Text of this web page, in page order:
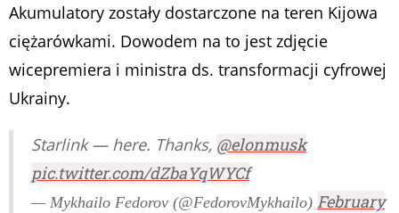
Akumulatory zostały dostarczone na teren Kijowa
ciężarówkami. Dowodem na to jest zdjęcie
wicepremiera i ministra ds. transformacji cyfrowej
Ukrainy.
Starlink — here. Thanks, @elonmusk
pic.twitter.com/dZbaYqWYCf
— Mykhailo Fedorov (@FedorovMykhailo) February